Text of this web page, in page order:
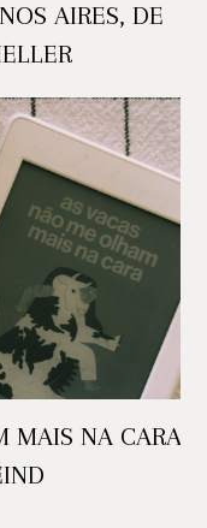
AIRES, DE
MAIS NA CARA,